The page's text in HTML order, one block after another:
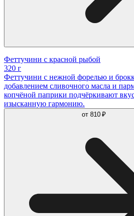
Феттучини с красной рыбой
320 г
Феттучини с нежной форелью и
добавлением сливочного масла и
копчёной паприки подчёркивают
изысканную гармонию.
от 810 ₽